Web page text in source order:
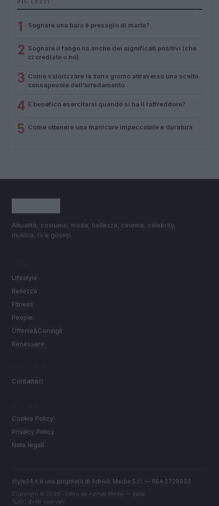
1 Sognare una bara è presagio di morte?
2 Sognare il fango ha anche dei significati positivi (che
ci crediate o no)
3 Come valorizzare la zona giorno attraverso una scelta
consapevole dell’arredamento
4 È benefico esercitarsi quando si ha il raffreddore?
5 Come ottenere una manicure impeccabile e duratura
Attualità, costume, moda, bellezza, cinema, celebrity,
musica, tv e gossip.
Lifestyle
Bellezza
Fitness
People
Offerte&Consigli
Benessere
Contattaci
Cookie Policy
Privacy Policy
Note legali
style24.it è una proprietà di AdHub Media S.r.l. — REA 2729933
Copyright © 2026 · Edito da AdHub Media — Italia
Tutti i diritti riservati